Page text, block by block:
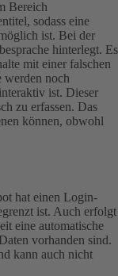
Bereich
sodass eine
ist. Bei der
hinterlegt. Es
mit einer falschen
werden noch
ist. Dieser
zu erfassen. Das
können, obwohl
hat einen Login-
ist. Auch erfolgt
eine automatische
vorhanden sind.
kann auch nicht